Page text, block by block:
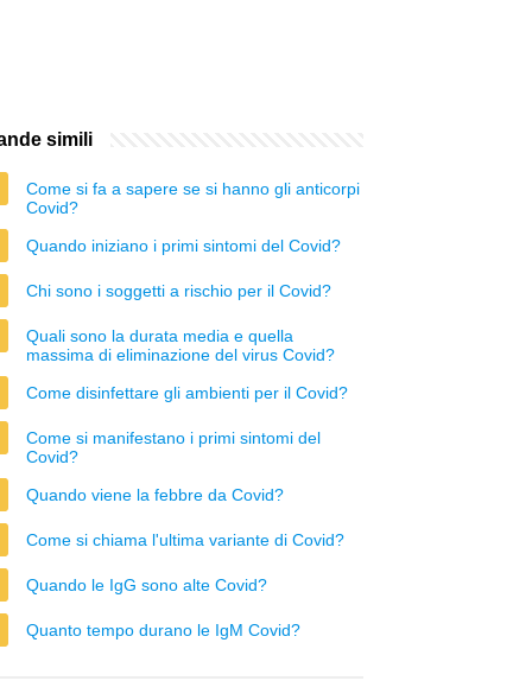
simili
Come si fa a sapere se si hanno gli anticorpi
Covid?
Quando iniziano i primi sintomi del Covid?
Chi sono i soggetti a rischio per il Covid?
Quali sono la durata media e quella
massima di eliminazione del virus Covid?
Come disinfettare gli ambienti per il Covid?
Come si manifestano i primi sintomi del
Covid?
Quando viene la febbre da Covid?
Come si chiama l'ultima variante di Covid?
Quando le IgG sono alte Covid?
Quanto tempo durano le IgM Covid?